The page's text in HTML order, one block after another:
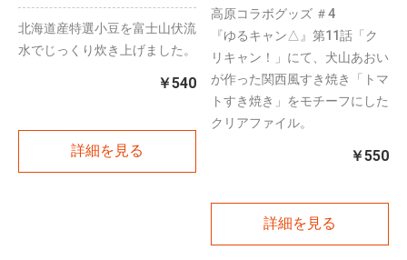
北海道産特選小豆を富士山伏流
水でじっくり炊き上げました。
￥540
詳細を見る
高原コラボグッズ ＃4
『ゆるキャン△』第11話「ク
リキャン！」にて、犬山あおい
が作った関西風すき焼き「トマ
トすき焼き」をモチーフにした
クリアファイル。
￥550
詳細を見る